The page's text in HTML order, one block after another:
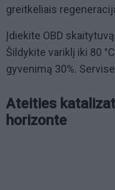
greitkeliais
Įdiekite OBD
Šildykite variklį iki 80
gyvenimą 30%.
Ateities
horizonte